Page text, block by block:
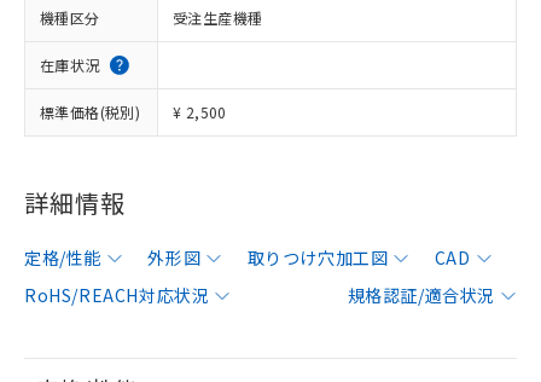
機種区分 受注生産機種
在庫状況
標準価格(税別) ¥ 2,500
詳細情報
定格/性能 外形図 取りつけ穴加工図
CAD
RoHS/REACH対応状況
規格認証/適合状況